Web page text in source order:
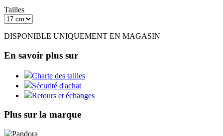
Tailles
DISPONIBLE UNIQUEMENT EN MAGASIN
En savoir plus sur
Charte des tailles
Sécurité d'achat
Retours et échanges
Plus sur la marque